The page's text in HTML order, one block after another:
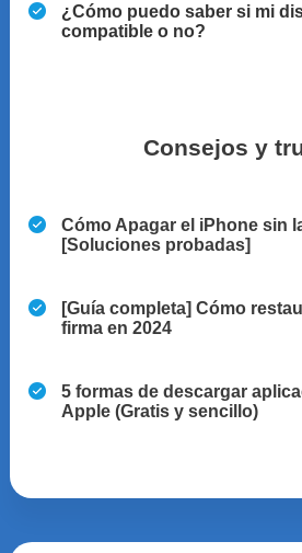
¿Cómo puedo saber si mi
compatible o no?
Consejos y
Cómo Apagar el iPhone sin
[Soluciones probadas]
[Guía completa] Cómo
firma en 2024
5 formas de descargar
Apple (Gratis y sencillo)